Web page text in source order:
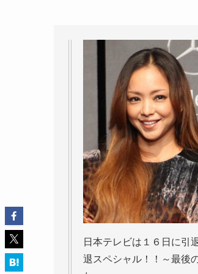
日本テレビは１６日に引
退スペシャル！！～最後